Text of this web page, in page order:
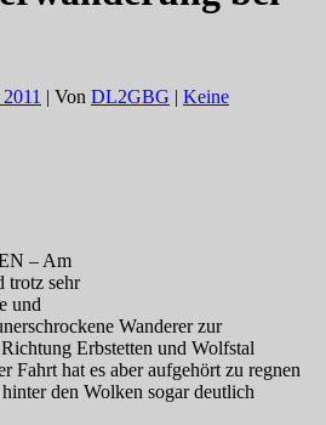
| Von DL2GBG | Keine
– Am
trotz sehr
und
Wanderer zur
Erbstetten und Wolfstal
Fahrt hat es aber aufgehört zu regnen
den Wolken sogar deutlich